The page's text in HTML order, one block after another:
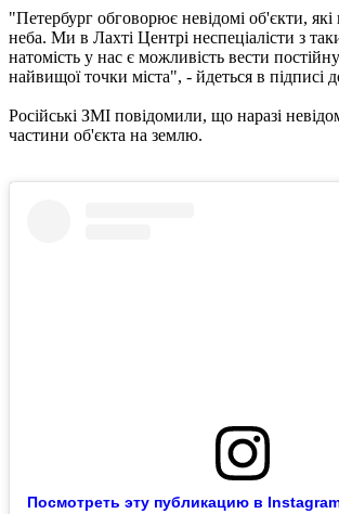
"Петербург обговорює невідомі об'єкти, які
неба. Ми в Лахті Центрі неспеціалісти з
натомість у нас є можливість вести
найвищої точки міста", - йдеться в підписі
Російські ЗМІ повідомили, що наразі
частини об'єкта на землю.
Посмотреть эту публикацию в